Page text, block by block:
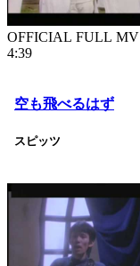
OFFICIAL FULL MV
4:39
空も飛べるはず
スピッツ